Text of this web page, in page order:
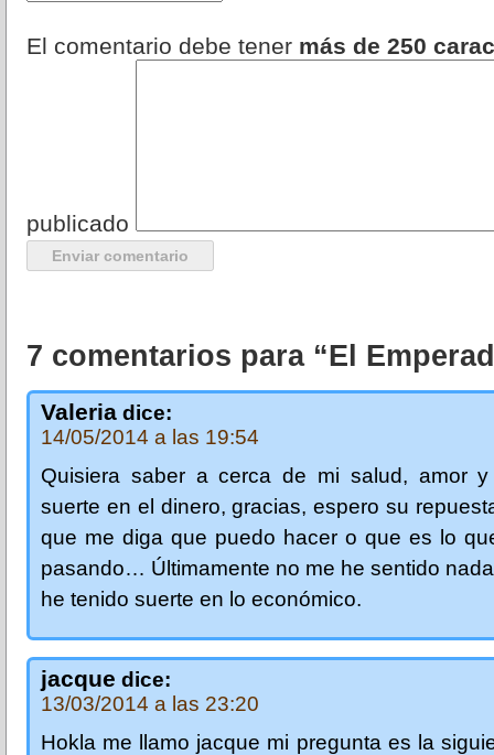
El comentario debe tener más de 250
publicado
7 comentarios para “El
Valeria dice:
14/05/2014 a las 19:54
Quisiera saber a cerca de mi salud, amor
suerte en el dinero, gracias, espero su
que me diga que puedo hacer o que es lo
pasando… Últimamente no me he sentido
he tenido suerte en lo económico.
jacque dice:
13/03/2014 a las 23:20
Hokla me llamo jacque mi pregunta es la